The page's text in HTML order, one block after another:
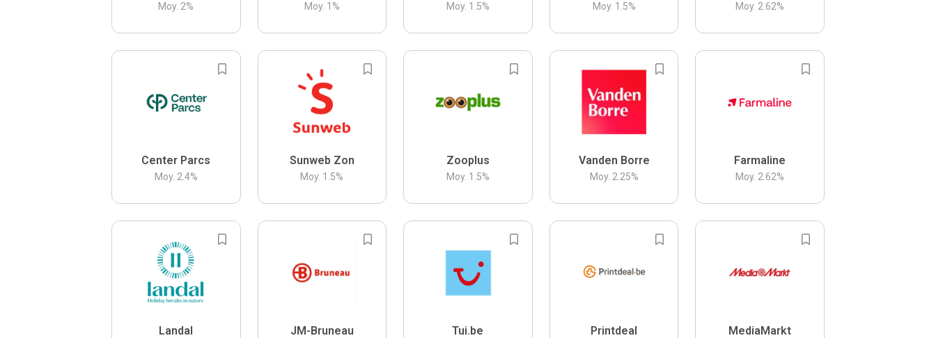
Moy. 2% Moy. 1 % Moy. 1.5% Moy. 1.5% Moy. 2.62%
Center Parcs
Moy. 2.4%
Sunweb Zon
Moy. 1.5%
Zooplus
Moy. 1.5%
Vanden Borre
Moy. 2.25%
Farmaline
Moy. 2.62%
Landal JM-Bruneau Tui.be Printdeal MediaMarkt